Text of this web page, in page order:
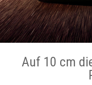
Auf 10 cm